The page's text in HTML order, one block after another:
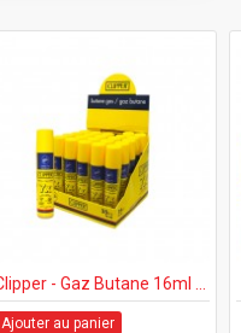
Ajouter au panier